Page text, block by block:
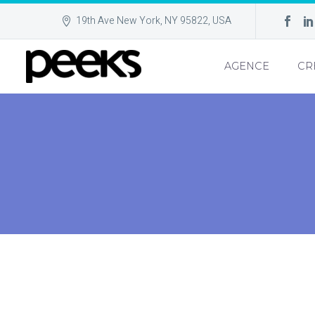
19th Ave New York, NY 95822, USA
AGENCE